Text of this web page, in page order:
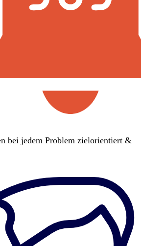
bei jedem Problem zielorientiert &